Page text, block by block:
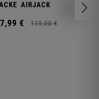
AIRJACK
99 € 119,00 €